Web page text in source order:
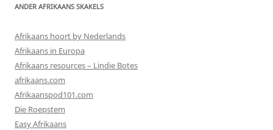
ANDER AFRIKAANS SKAKELS
Afrikaans hoort by Nederlands
Afrikaans in Europa
Afrikaans resources – Lindie Botes
afrikaans.com
Afrikaanspod101.com
Die Roepstem
Easy Afrikaans